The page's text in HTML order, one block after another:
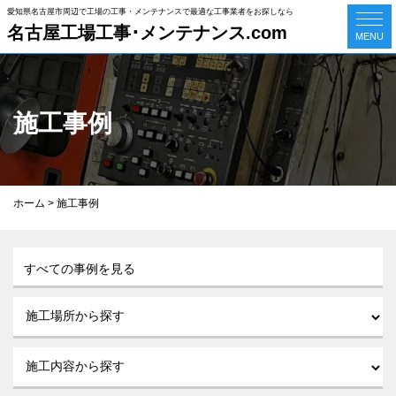
MENU
愛知県名古屋市周辺で工場の工事・メンテナンスで最適な工事業者をお探しなら
名古屋工場工事･メンテナンス.com
施工事例
ホーム > 施工事例
すべての事例を見る